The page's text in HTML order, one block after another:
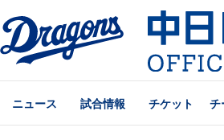
ニュース 試合情報 チケット チ